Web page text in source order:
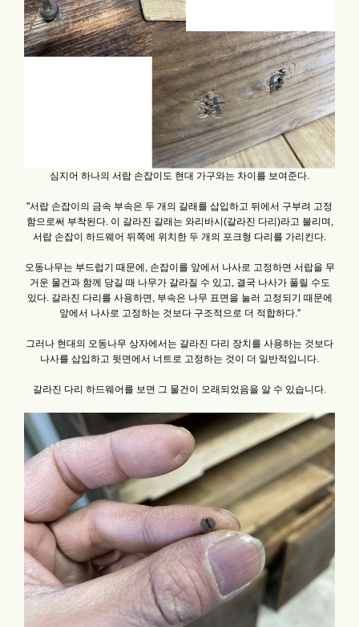
심지어 하나의 서랍 손잡이도 현대 가구와는 차이를 보여준다.
"서랍 손잡이의 금속 부속은 두 개의 갈래를 삽입하고 뒤에서 구부려 고정
함으로써 부착된다. 이 갈라진 갈래는 와리바시(갈라진 다리)라고 불리며,
서랍 손잡이 하드웨어 뒤쪽에 위치한 두 개의 포크형 다리를 가리킨다.
오동나무는 부드럽기 때문에, 손잡이를 앞에서 나사로 고정하면 서랍을 무
거운 물건과 함께 당길 때 나무가 갈라질 수 있고, 결국 나사가 풀릴 수도
있다. 갈라진 다리를 사용하면, 부속은 나무 표면을 눌러 고정되기 때문에
앞에서 나사로 고정하는 것보다 구조적으로 더 적합하다."
그러나 현대의 오동나무 상자에서는 갈라진 다리 장치를 사용하는 것보다
나사를 삽입하고 뒷면에서 너트로 고정하는 것이 더 일반적입니다.
갈라진 다리 하드웨어를 보면 그 물건이 오래되었음을 알 수 있습니다.